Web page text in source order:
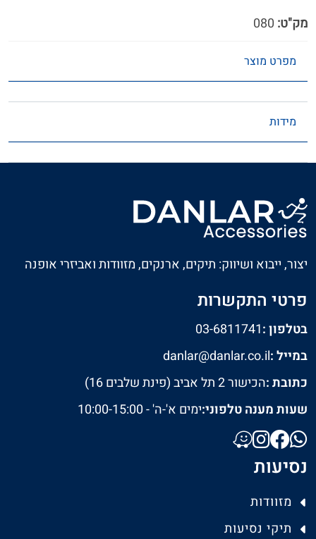
מק"ט:
מפרט מוצר
מידות
יצור, ייבוא ושיווק: תיקים, ארנקים, מזוודות ואביזרי אופנה
פרטי התקשרות
בטלפון :03-6811741
במייל :danlar@danlar.co.il
כתובת :הכישור 2 תל אביב (פינת שלבים 16)
שעות מענה טלפוני:ימים א'-ה' - 10:00-15:00
נסיעות
מזוודות
תיקי נסיעות